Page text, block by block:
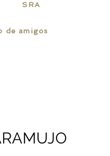
SRA
de amigos